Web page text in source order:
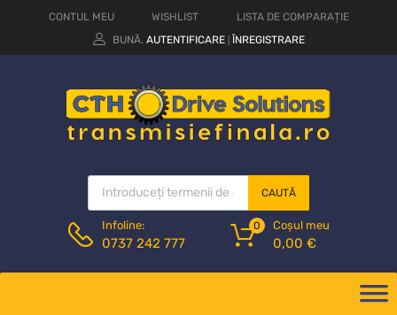
CONTUL MEU WISHLIST
LISTA DE COMPARAȚIE
BUNĂ. AUTENTIFICARE ÎNREGISTRARE
CAUTĂ
Infoline:
0737 242 777
Coșul meu
0,00 €
0